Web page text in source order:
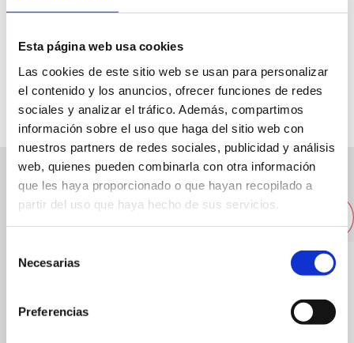
Esta página web usa cookies
Las cookies de este sitio web se usan para personalizar
el contenido y los anuncios, ofrecer funciones de redes
sociales y analizar el tráfico. Además, compartimos
información sobre el uso que haga del sitio web con
nuestros partners de redes sociales, publicidad y análisis
web, quienes pueden combinarla con otra información
que les haya proporcionado o que hayan recopilado a
partir del uso que haya hecho de sus servicios.
Necesarias
Preferencias
C/ Calderón, 4
96 6426165
Other nearby restaurants